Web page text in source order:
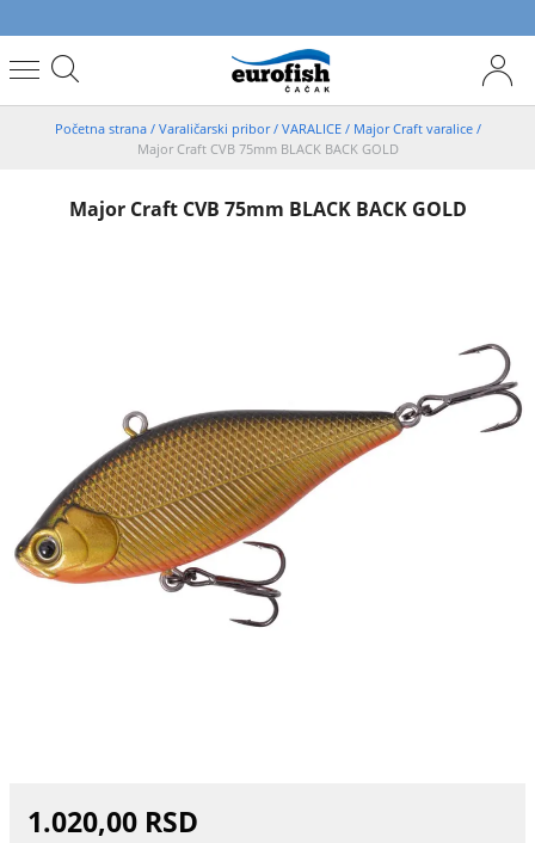
Početna strana / Varaličarski pribor/ VARALICE / Major Craft varalice /
Major Craft CVB 75mm BLACK BACK GOLD
Major Craft CVB 75mm BLACK BACK GOLD
1.020,00 RSD